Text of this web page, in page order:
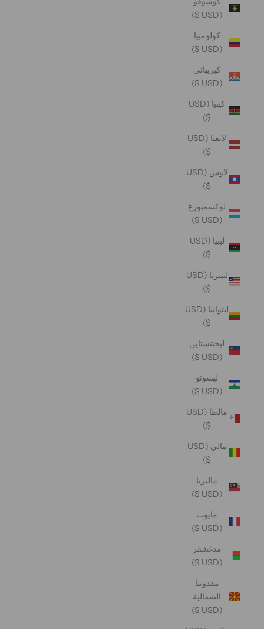
(USD $)
كولومبيا
(USD $)
كيريباتي
(USD $)
كينيا (USD
$)
لاتفيا (USD
$)
لاوس (USD
$)
لوكسمبورغ
(USD $)
ليبيا (USD
$)
ليبيريا (USD
$)
ليتوانيا (USD
$)
ليختنشتاين
(USD $)
ليسوتو
(USD $)
مالطا (USD
$)
مالي (USD
$)
ماليزيا
(USD $)
مايوت
(USD $)
مدغشقر
(USD $)
مقدونيا
الشمالية
(USD $)